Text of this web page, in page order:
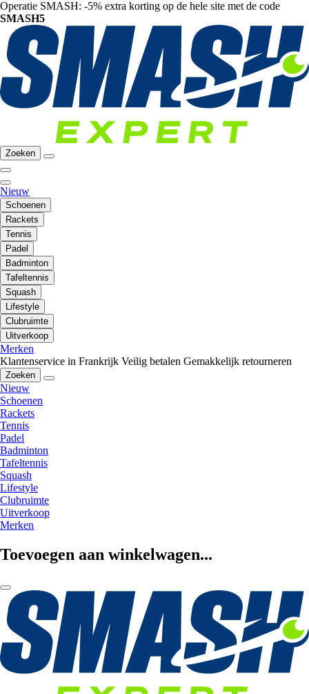
Operatie SMASH: -5% extra korting op de hele site met de code
SMASH5
Zoeken
Nieuw
Schoenen
Rackets
Tennis
Padel
Badminton
Tafeltennis
Squash
Lifestyle
Clubruimte
Uitverkoop
Merken
Klantenservice in Frankrijk Veilig betalen Gemakkelijk retourneren
Zoeken
Nieuw
Schoenen
Rackets
Tennis
Padel
Badminton
Tafeltennis
Squash
Lifestyle
Clubruimte
Uitverkoop
Merken
Toevoegen aan winkelwagen...